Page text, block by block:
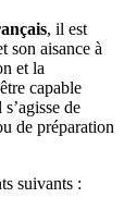
, il est
son aisance à
et la
capable
de
de préparation
suivants :